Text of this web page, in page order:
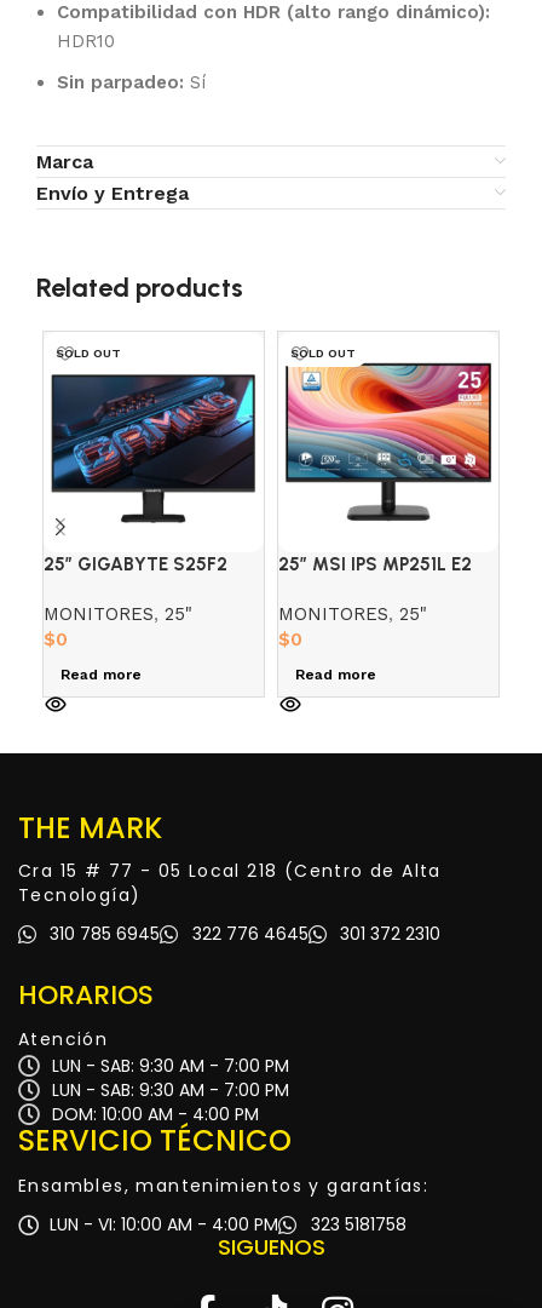
Compatibilidad con HDR (alto rango dinámico):
HDR10
Sin parpadeo: Sí
Marca
Envío y Entrega
Related products
SOLD OUT
25″ GIGABYTE S25F2
PLANO
MONITORES, 25"
$0
Read more
SOLD OUT
25″ MSI IPS MP251L E2
MONITORES, 25"
$0
Read more
THE MARK
Cra 15 # 77 - 05 Local 218 (Centro de Alta
Tecnología)
310 785 6945
322 776 4645 301 372 2310
HORARIOS
Atención
LUN - SAB: 9:30 AM - 7:00 PM
LUN - SAB: 9:30 AM - 7:00 PM
DOM: 10:00 AM - 4:00 PM
SERVICIO TÉCNICO
Ensambles, mantenimientos y garantías:
LUN - VI: 10:00 AM - 4:00 PM
323 5181758
SIGUENOS